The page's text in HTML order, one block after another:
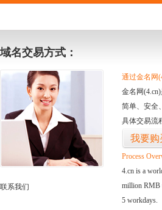
域名交易方式：
联系我们
通过金名网
金名网
简单、安全
具体交易流
我要购
Process
4.cn is a
million RMB
5 workdays.